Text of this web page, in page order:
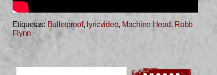
Etiquetas: Bulletproof, lyricvideo, Machine Head, Robb
Flynn